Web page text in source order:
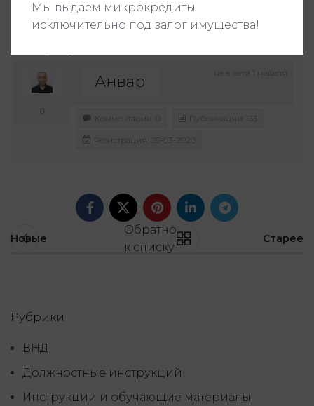
Мы выдаем микрокредиты
исключительно под залог имущества!
Восток (левая сторона), ул. Г. Мустафина, дом 30
не в сети 1 неделя
Анвар
0
Комментарии: 0 Публикации: 133
Регистрация: 05-03-2020
Новые
Обратно
к списку
Старее
Рубрики
ВНД
Должностные инструкций
Инструкции и обучающие материалы